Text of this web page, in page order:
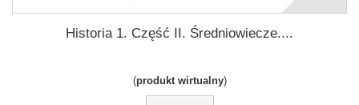
Historia 1. Część II. Średniowiecze....
(produkt wirtualny)